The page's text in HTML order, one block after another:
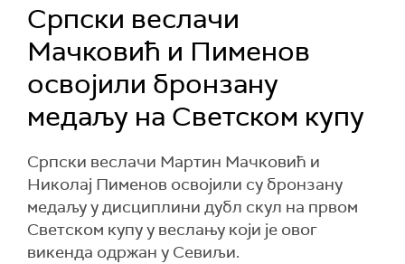
Српски веслачи
Мачковић и Пименов
освојили бронзану
медаљу на Светском купу
Српски веслачи Мартин Мачковић и
Николај Пименов освојили су бронзану
медаљу у дисциплини дубл скул на првом
Светском купу у веслању који је овог
викенда одржан у Севиљи.